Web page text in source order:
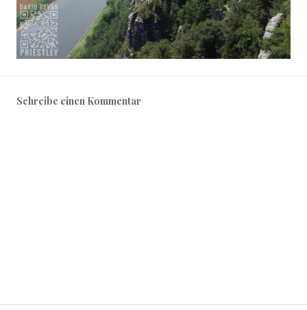
Schreibe einen Kommentar